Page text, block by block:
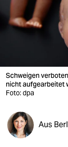
wahrheit
verlag
veranstaltungen
shop
fragen & hilfe
unterstützen
Schweigen
nicht aufgearbeitet
Foto: dpa
Aus